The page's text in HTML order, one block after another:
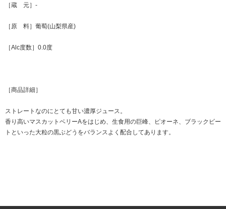
［蔵 元］-
［原 料］葡萄(山梨県産)
［Alc度数］0.0度
［商品詳細］
ストレートなのにとても甘い濃厚ジュース。
香り高いマスカットベリーAをはじめ、生食用の巨峰、ピオーネ、ブラックビー
トといった大粒の黒ぶどうをバランスよく配合してあります。